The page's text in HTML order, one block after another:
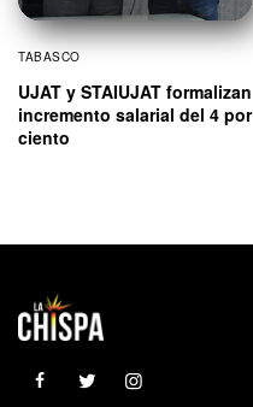
TABASCO
UJAT y STAIUJAT formalizan
incremento salarial del 4 por
ciento